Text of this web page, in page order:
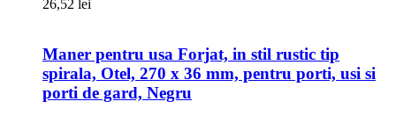
26,52 lei
Maner pentru usa Forjat, in stil rustic tip
spirala, Otel, 270 x 36 mm, pentru porti, usi si
porti de gard, Negru